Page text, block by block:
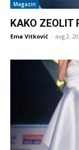
Magazin
KAKO ZEOLIT
Ema Vitković - avg 2,